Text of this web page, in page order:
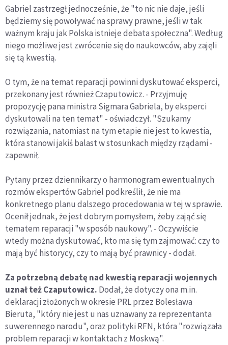
Gabriel zastrzegł jednocześnie, że "to nic nie daje, jeśli
będziemy się powoływać na sprawy prawne, jeśli w tak
ważnym kraju jak Polska istnieje debata społeczna". Według
niego możliwe jest zwrócenie się do naukowców, aby zajęli
się tą kwestią.
O tym, że na temat reparacji powinni dyskutować eksperci,
przekonany jest również Czaputowicz. - Przyjmuję
propozycję pana ministra Sigmara Gabriela, by eksperci
dyskutowali na ten temat" - oświadczył. "Szukamy
rozwiązania, natomiast na tym etapie nie jest to kwestia,
która stanowi jakiś balast w stosunkach między rządami -
zapewnił.
Pytany przez dziennikarzy o harmonogram ewentualnych
rozmów ekspertów Gabriel podkreślił, że nie ma
konkretnego planu dalszego procedowania w tej w sprawie.
Ocenił jednak, że jest dobrym pomysłem, żeby zająć się
tematem reparacji "w sposób naukowy". - Oczywiście
wtedy można dyskutować, kto ma się tym zajmować: czy to
mają być historycy, czy to mają być prawnicy - dodał.
Za potrzebną debatę nad kwestią reparacji wojennych
uznał też Czaputowicz. Dodał, że dotyczy ona m.in.
deklaracji złożonych w okresie PRL przez Bolesława
Bieruta, "który nie jest u nas uznawany za reprezentanta
suwerennego narodu", oraz polityki RFN, która "rozwiązała
problem reparacji w kontaktach z Moskwą".